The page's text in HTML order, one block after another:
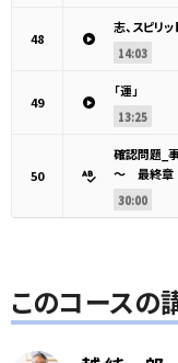
48
志、スピリ
14:03
49
「運」
13:25
50
確認問題_
～ 最終章
30:00
このコースの